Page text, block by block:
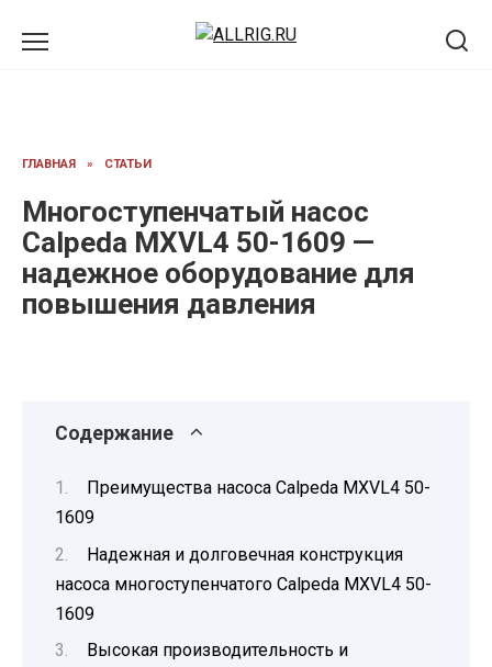
ГЛАВНАЯ » СТАТЬИ
Многоступенчатый насос
Calpeda MXVL4 50-1609 —
надежное оборудование для
повышения давления
Содержание
Преимущества насоса Calpeda MXVL4 50-
1609
Надежная и долговечная конструкция
насоса многоступенчатого Calpeda MXVL4 50-
1609
Высокая производительность и